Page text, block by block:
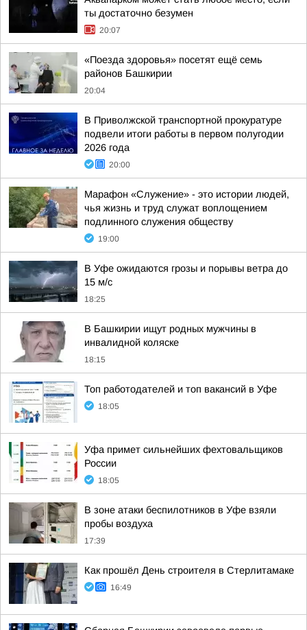
ты достаточно безумен
20:07
«Поезда здоровья» посетят ещё семь
районов Башкирии
20:04
В Приволжской транспортной прокуратуре
подвели итоги работы в первом полугодии
2026 года
20:00
Марафон «Служение» - это истории людей,
чья жизнь и труд служат воплощением
подлинного служения обществу
19:00
В Уфе ожидаются грозы и порывы ветра до
15 м/с
18:25
В Башкирии ищут родных мужчины в
инвалидной коляске
18:15
Топ работодателей и топ вакансий в Уфе
18:05
Уфа примет сильнейших фехтовальщиков
России
18:05
В зоне атаки беспилотников в Уфе взяли
пробы воздуха
17:39
Как прошёл День строителя в Стерлитамаке
16:49